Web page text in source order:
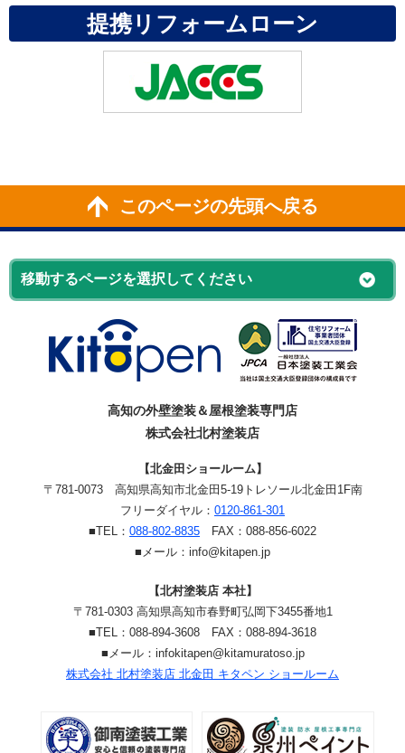
提携リフォームローン
このページの先頭へ戻る
高知の外壁塗装＆屋根塗装専門店
株式会社北村塗装店
【北金田ショールーム】
〒781-0073 高知県高知市北金田5-19トレソール北金田1F南
フリーダイヤル： 0120-861-301
■TEL： 088-802-8835 FAX：088-856-6022
■メール：info@kitapen.jp
【北村塗装店 本社】
〒781-0303 高知県高知市春野町弘岡下3455番地1
■TEL：088-894-3608 FAX：088-894-3618
■メール：infokitapen@kitamuratoso.jp
株式会社 北村塗装店 北金田 キタペン ショールーム